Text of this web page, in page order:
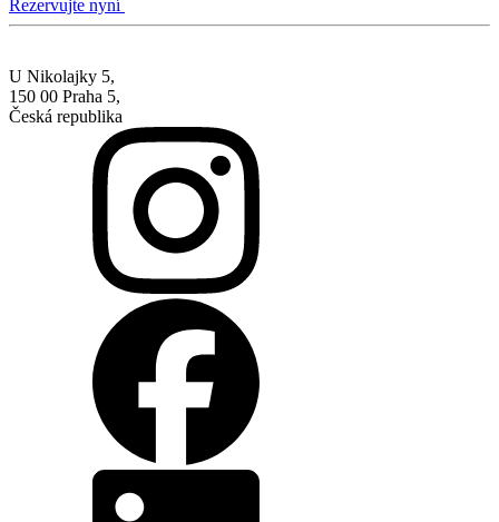
Rezervujte nyní
U Nikolajky 5,
150 00 Praha 5,
Česká republika